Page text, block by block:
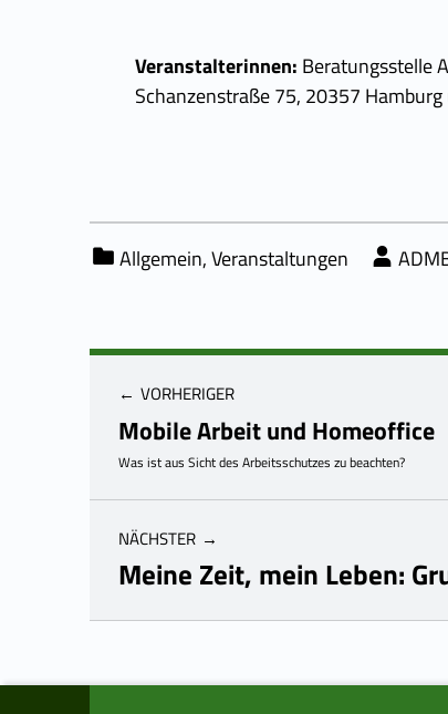
Veranstalterinnen: Beratungsstelle
Schanzenstraße 75, 20357
Categorized in:
Allgemein,Veranstaltungen Written by:
VORHERIGER
Mobile Arbeit und Homeoffice
Was ist aus Sicht des Arbeitsschutzes zu beachten?
NÄCHSTER
Meine Zeit, mein Leben:
Skip back to main navigation